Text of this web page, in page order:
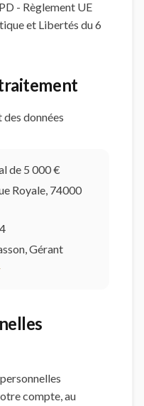
- Règlement UE
et Libertés du 6
données
de 5 000 €
Royale, 74000
Gérant
compte, au